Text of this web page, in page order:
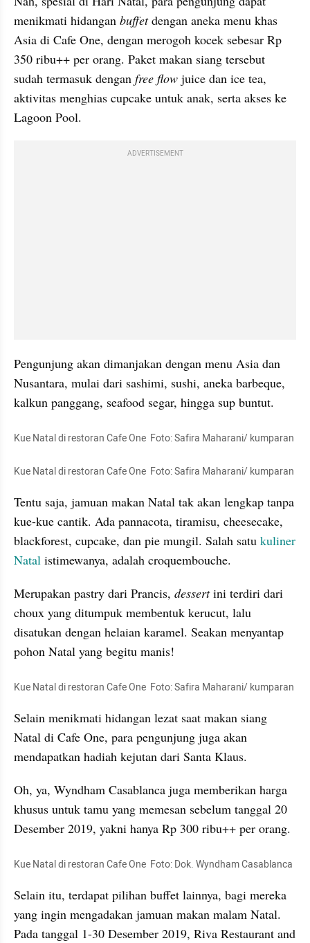
menikmati hidangan buffet dengan aneka menu khas
Asia di Cafe One, dengan merogoh kocek sebesar Rp
350 ribu++ per orang. Paket makan siang tersebut
sudah termasuk dengan free flow juice dan ice tea,
aktivitas menghias cupcake untuk anak, serta akses ke
Lagoon Pool.
ADVERTISEMENT
Pengunjung akan dimanjakan dengan menu Asia dan
Nusantara, mulai dari sashimi, sushi, aneka barbeque,
kalkun panggang, seafood segar, hingga sup buntut.
Kue Natal di restoran Cafe One Foto: Safira Maharani/ kumparan
Kue Natal di restoran Cafe One Foto: Safira Maharani/ kumparan
Tentu saja, jamuan makan Natal tak akan lengkap tanpa
kue-kue cantik. Ada pannacota
blackforest, cupcake, dan pie mungil. Salah satu kuliner
Natal istimewanya, adalah croquembouche.
Merupakan pastry dari Prancis, dessert
choux yang ditumpuk membentuk kerucut, lalu
disatukan dengan helaian karamel. Seakan menyantap
pohon Natal yang begitu manis!
Kue Natal di restoran Cafe One Foto: Safira Maharani/ kumparan
Selain menikmati hidangan lezat saat makan siang
Natal di Cafe One, para pengunjung juga akan
mendapatkan hadiah kejutan dari Santa Klaus.
Oh, ya, Wyndham Casablanca juga memberikan harga
khusus untuk tamu yang memesan sebelum tanggal 20
Desember 2019, yakni hanya Rp 300 ribu++ per orang.
Kue Natal di restoran Cafe One Foto: Dok. Wyndham Casablanca
Selain itu, terdapat pilihan buffet lainnya, bagi mereka
yang ingin mengadakan jamuan makan malam Natal.
Pada tanggal 1-30 Desember 2019, Riva Restaurant and